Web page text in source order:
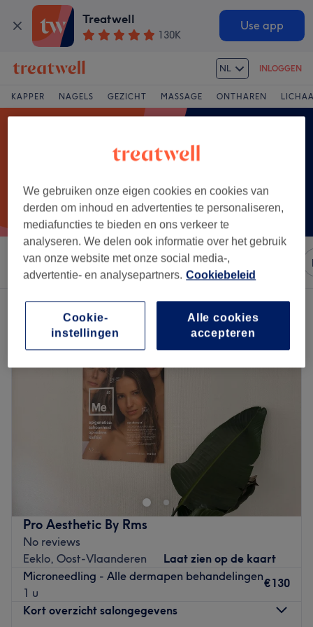
Treatwell
130K
Use app
NL INLOGGEN
KAPPER NAGELS GEZICHT MASSAGE ONTHAREN
Sorteer op Merken Salons Expresaanbiedingen
Een salon met:micro needling in Eeklo, Oost-Vlaanderen
Pro Aesthetic By Rms
No reviews
Eeklo, Oost-Vlaanderen
Laat zien op de kaart
Microneedling - Alle dermapen behandelingen
1 u
€130
Kort overzicht salongegevens
We gebruiken onze eigen cookies en cookies van
derden om inhoud en advertenties te personaliseren,
mediafuncties te bieden en ons verkeer te
analyseren. We delen ook informatie over het gebruik
van onze website met onze social media-,
advertentie- en analysepartners. Cookiebeleid
Alle cookies
accepteren
Cookie-
instellingen